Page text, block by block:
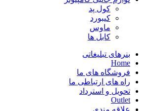
کول پد
کیبورد
ماوس
کابل ها
بنرهای تبلیغاتی
Home
فروشگاه های ما
راه های ارتباطی ما
تحویل و استرداد
Outlet
علاقه مندی